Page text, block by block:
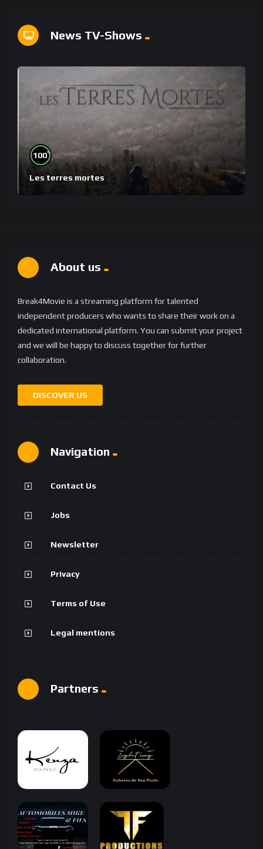
News TV-Shows
100%
Les terres mortes
About us
Break4Movie is a streaming platform for talented
independent producers who wants to share their work on a
dedicated international platform. You can submit your project
and we will be happy to discuss together for further
collaboration.
DISCOVER US
Navigation
Contact Us
Jobs
Newsletter
Privacy
Terms of Use
Legal mentions
Partners